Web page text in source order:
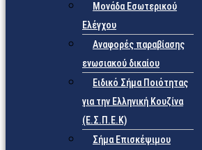
Μονάδα Εσωτερικού
Ελέγχου
Αναφορές παραβίασης
ενωσιακού δικαίου
Ειδικό Σήμα Ποιότητας
για την Ελληνική Κουζίνα
(Ε.Σ.Π.Ε.Κ)
Σήμα Επισκέψιμου